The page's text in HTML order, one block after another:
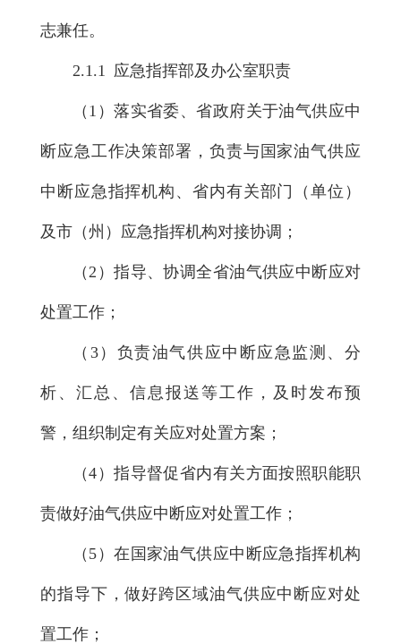
志兼任。
2.1.1 应急指挥部及办公室职责
（1）落实省委、省政府关于油气供应中
断应急工作决策部署，负责与国家油气供应
中断应急指挥机构、省内有关部门（单位）
及市（州）应急指挥机构对接协调；
（2）指导、协调全省油气供应中断应对
处置工作；
（3）负责油气供应中断应急监测、分
析、汇总、信息报送等工作，及时发布预
警，组织制定有关应对处置方案；
（4）指导督促省内有关方面按照职能职
责做好油气供应中断应对处置工作；
（5）在国家油气供应中断应急指挥机构
的指导下，做好跨区域油气供应中断应对处
置工作；